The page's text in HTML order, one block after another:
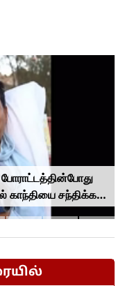
காந்தியை சந்திக்க
வாங்சுக்